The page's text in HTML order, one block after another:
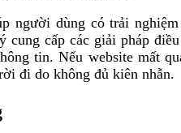
người dùng có trải
cung cấp các giải pháp
tin. Nếu website mất
đi do không đủ kiên nhẫn.